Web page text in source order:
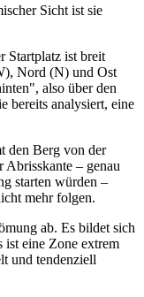
Sicht ist sie
Startplatz ist breit
Nord (N) und Ost
also über den
bereits analysiert, eine
den Berg von der
– genau
starten würden –
mehr folgen.
ab. Es bildet sich
ist eine Zone extrem
und tendenziell